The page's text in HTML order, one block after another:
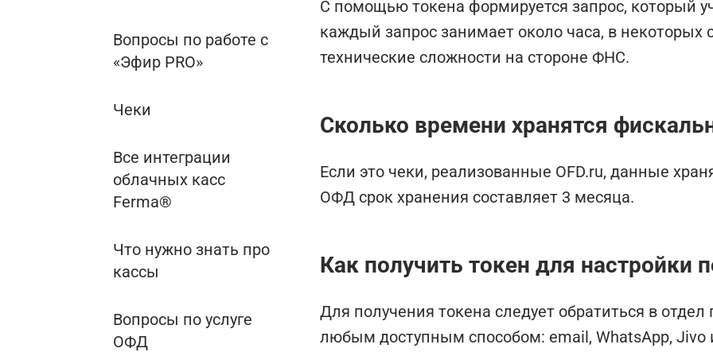
Вопросы по работе с
«Эфир PRO»
Чеки
Все интеграции
облачных касс
Ferma®
Что нужно знать про
кассы
Вопросы по услуге
ОФД
С помощью токена формируется запрос, который
каждый запрос занимает около часа, в некоторых
технические сложности на стороне ФНС.
Сколько времени хранятся
Если это чеки, реализованные OFD.ru, данные
ОФД срок хранения составляет 3 месяца.
Как получить токен для настройки
Для получения токена следует обратиться в
любым доступным способом: email, WhatsApp, Jivo